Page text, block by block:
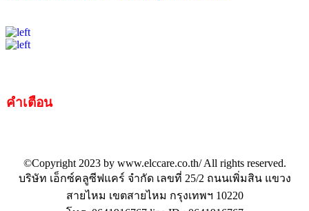
คำเตือน: ก่อนใช้สินค้าอุปกรณ์ทางการแพทย์ เครื่องมือแพทย์
©Copyright 2023 by www.elccare.co.th/ All rights reserved.
บริษัท เอ็กซ์คลูซีฟแคร์ จำกัด เลขที่ 25/2 ถนนเพิ่มสิน แขวง
สายไหม เขตสายไหม กรุงเทพฯ 10220